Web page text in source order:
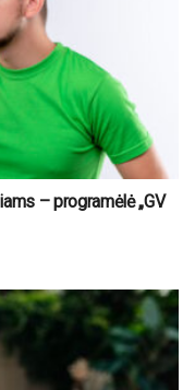
– programėlė „GV